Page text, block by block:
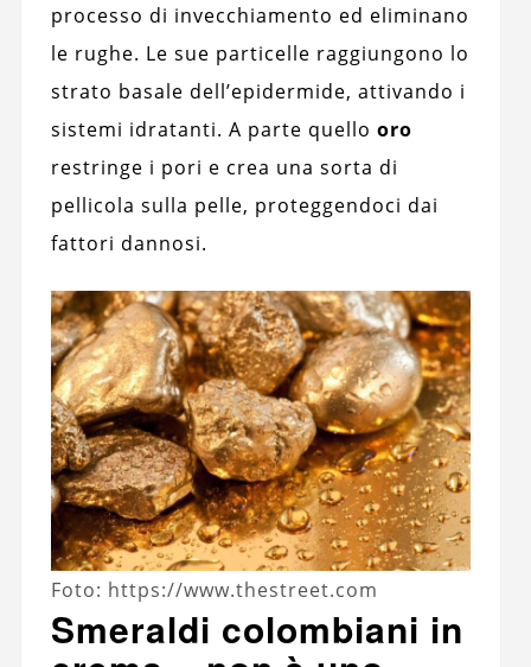
processo di invecchiamento ed eliminano
le rughe. Le sue particelle raggiungono lo
strato basale dell’epidermide, attivando i
sistemi idratanti. A parte quello oro
restringe i pori e crea una sorta di
pellicola sulla pelle, proteggendoci dai
fattori dannosi.
Foto: https://www.thestreet.com
Smeraldi colombiani in